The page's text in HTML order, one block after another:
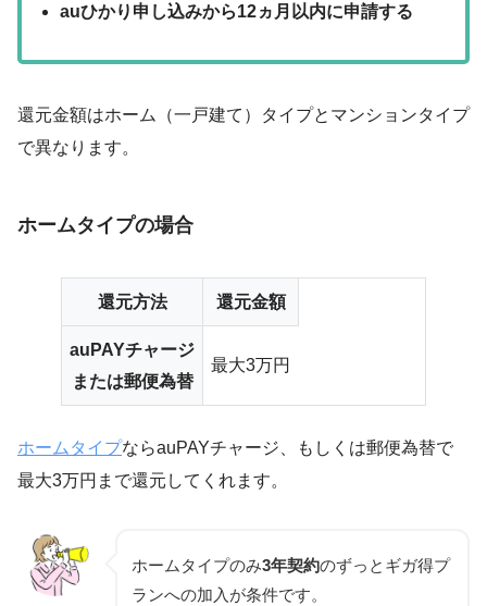
auひかり申し込みから12ヵ月以内に申請する
還元金額はホーム（一戸建て）タイプとマンションタイプ
で異なります。
ホームタイプの場合
還元方法 還元金額
auPAYチャージ
または郵便為替
最大3万円
ホームタイプならauPAYチャージ、もしくは郵便為替で
最大3万円まで還元してくれます。
ホームタイプのみ3年契約のずっとギガ得プ
ランへの加入が条件です。